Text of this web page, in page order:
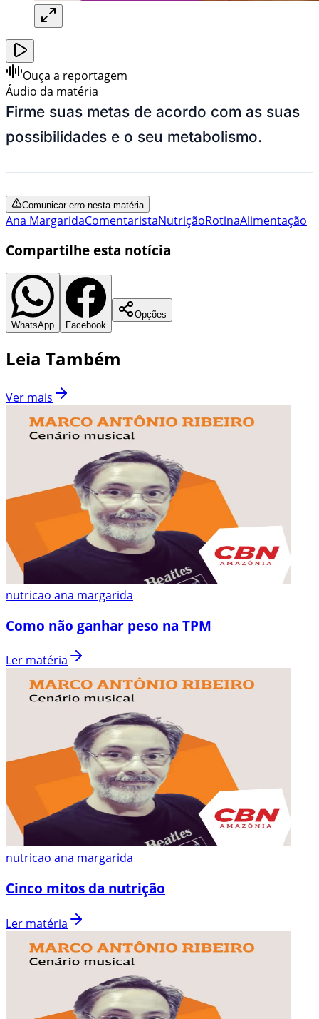
Ouça a reportagem
Áudio da matéria
Firme suas metas de acordo com as suas
possibilidades e o seu metabolismo.
Comunicar erro nesta matéria
Ana MargaridaComentaristaNutriçãoRotinaAlimentação
Compartilhe esta notícia
WhatsApp Facebook
Opções
Leia Também
Ver mais
nutricao ana margarida
Como não ganhar peso na TPM
Ler matéria
nutricao ana margarida
Cinco mitos da nutrição
Ler matéria